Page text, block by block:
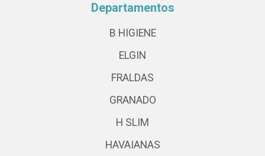
Departamentos
B HIGIENE
ELGIN
FRALDAS
GRANADO
H SLIM
HAVAIANAS